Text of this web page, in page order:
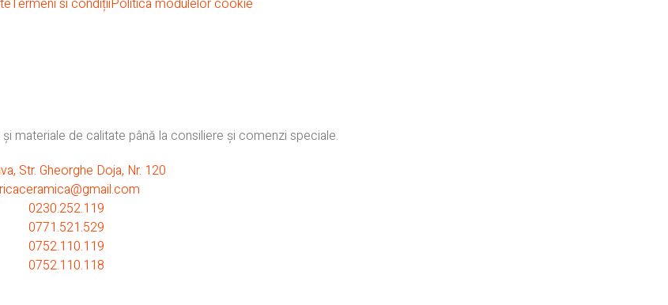
Termeni si condițiiPolitica modulelor cookie
materiale de calitate până la consiliere și comenzi speciale.
Str. Gheorghe Doja, Nr. 120
0230.252.119
0771.521.529
0752.110.119
0752.110.118